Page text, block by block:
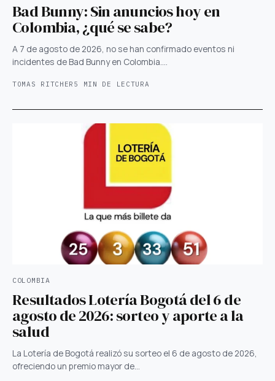
Bad Bunny: Sin anuncios hoy en
Colombia, ¿qué se sabe?
A 7 de agosto de 2026, no se han confirmado eventos ni
incidentes de Bad Bunny en Colombia.…
TOMAS RITCHER 5 MIN DE LECTURA
COLOMBIA
Resultados Lotería Bogotá del 6 de
agosto de 2026: sorteo y aporte a la
salud
La Lotería de Bogotá realizó su sorteo el 6 de agosto de 2026,
ofreciendo un premio mayor de…